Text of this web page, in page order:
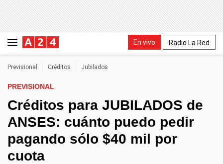
En vivo Radio La Red
Previsional Créditos Jubilados
PREVISIONAL
Créditos para JUBILADOS de
ANSES: cuánto puedo pedir
pagando sólo $40 mil por
cuota